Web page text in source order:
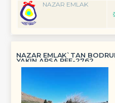
NAZAR EMLAK
NAZAR EMLAK`TAN
YAKIN ARSA REF-2762